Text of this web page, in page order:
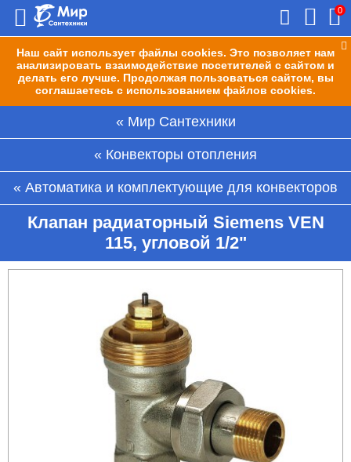
Наш сайт использует файлы cookies. Это позволяет нам
анализировать взаимодействие посетителей с сайтом и
делать его лучше. Продолжая пользоваться сайтом, вы
соглашаетесь с использованием файлов cookies.
0
Мир Сантехники
Конвекторы отопления
Автоматика и комплектующие для конвекторов
Клапан радиаторный Siemens VEN
115, угловой 1/2"